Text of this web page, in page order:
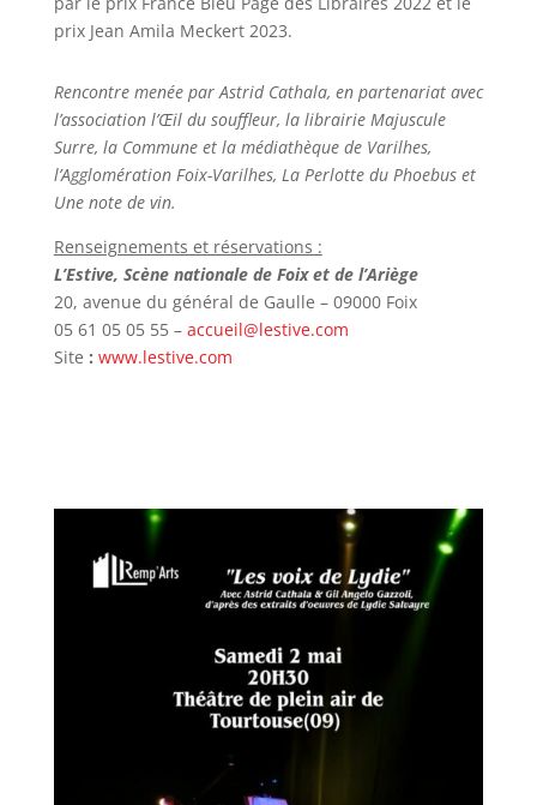
prix Jean Amila Meckert 2023.
Rencontre menée par Astrid Cathala, en partenariat avec
l’association l’Œil du souffleur, la librairie Majuscule
Surre, la Commune et la médiathèque de Varilhes,
l’Agglomération Foix-Varilhes, La Perlotte du Phoebus et
Une note de vin.
Renseignements et réservations :
L’Estive, Scène nationale de Foix et de l’Ariège
20, avenue du général de Gaulle – 09000 Foix
05 61 05 05 55 – accueil@lestive.com
Site : www.lestive.com